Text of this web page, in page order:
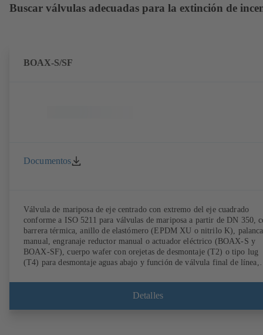
Buscar válvulas adecuadas para la extinción de
BOAX-S/SF
Documentos
Válvula de mariposa de eje centrado con extremo del eje cuadrado
conforme a ISO 5211 para válvulas de mariposa a partir de DN 350,
barrera térmica, anillo de elastómero (EPDM XU o nitrilo K), palanca
manual, engranaje reductor manual o actuador eléctrico (BOAX-S y
BOAX-SF), cuerpo wafer con orejetas de desmontaje (T2) o tipo lug
(T4) para desmontaje aguas abajo y función de válvula final de línea,
Detalles